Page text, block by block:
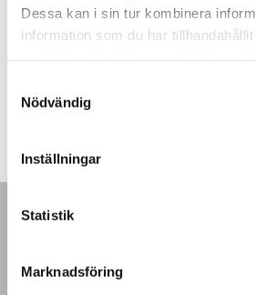
Dessa kan i sin tur kombinera
information som du har
Nödvändig
Inställningar
Statistik
Marknadsföring
Mecmesin Lever
Spakmanövrerad Mecmesin fixtur för